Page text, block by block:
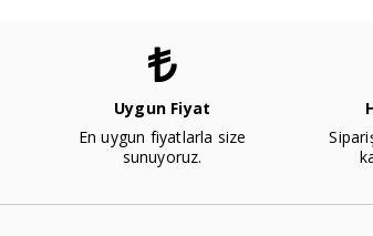
Uygun Fiyat
En uygun fiyatlarla size
sunuyoruz.